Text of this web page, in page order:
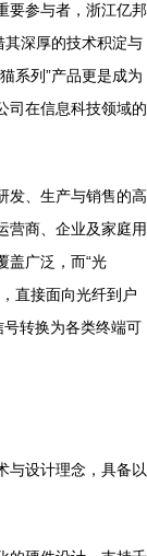
要参与者，浙江亿邦
其深厚的技术积淀与
系列”产品更是成为
司在信息科技领域的
发、生产与销售的高
营商、企业及家庭用
盖广泛，而“光
直接面向光纤到户
号转换为各类终端可
与设计理念，具备以